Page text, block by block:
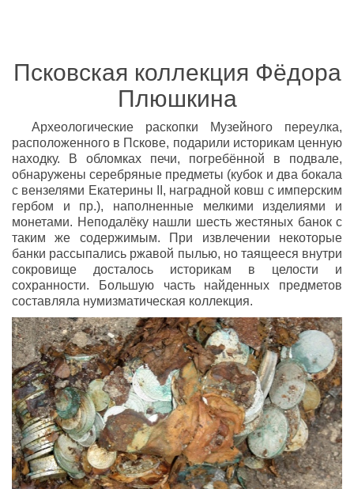
Псковская коллекция Фёдора
Плюшкина
Археологические раскопки Музейного переулка,
расположенного в Пскове, подарили историкам ценную
находку. В обломках печи, погребённой в подвале,
обнаружены серебряные предметы (кубок и два бокала
с вензелями Екатерины II, наградной ковш с имперским
гербом и пр.), наполненные мелкими изделиями и
монетами. Неподалёку нашли шесть жестяных банок с
таким же содержимым. При извлечении некоторые
банки рассыпались ржавой пылью, но таящееся внутри
сокровище досталось историкам в целости и
сохранности. Большую часть найденных предметов
составляла нумизматическая коллекция.